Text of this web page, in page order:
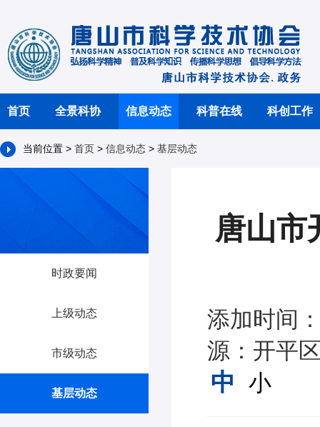
首页 全景科协 信息动态 科普在线 科创工作
当前位置 > 首页 > 信息动态 > 基层动态
时政要闻
上级动态
市级动态
基层动态
唐山市
添加时间
源：开平
中 小